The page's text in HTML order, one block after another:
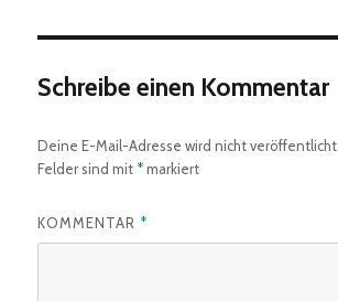
Schreibe einen Kommentar
Deine E-Mail-Adresse wird nicht veröffentlicht.
Felder sind mit *markiert
KOMMENTAR *